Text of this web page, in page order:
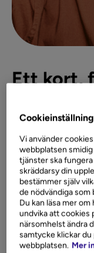
Ett kort,
en ränta på 11,95
alternativen.
Flytta skulder
Flytta en eller
Collector Purple.
mer pengar kvar
Vi använder
webbplatsen
tjänster ska
skräddarsy din
bestämmer själv
de nödvändiga
Du kan läsa mer
undvika att cookies
närsomhelst ändra
samtycke klickar du
webbplatsen. Mer